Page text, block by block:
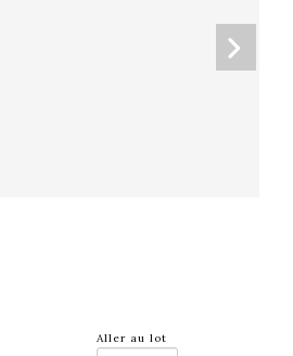
Aller au lot